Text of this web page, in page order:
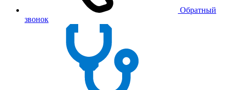
Обратный
звонок